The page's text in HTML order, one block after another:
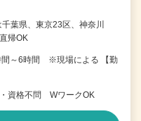
葉県、東京23区、神奈川
帰OK
間～6時間 ※現場による 【勤
資格不問 WワークOK